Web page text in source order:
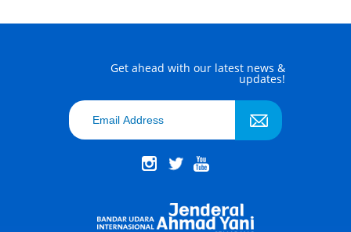
Get ahead with our latest news &
updates!